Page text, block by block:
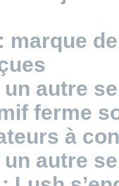
marque
un autre
ferme
à
un autre